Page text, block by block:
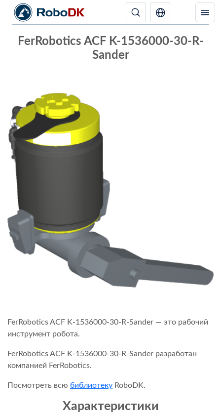
FerRobotics ACF K-1536000-30-R-
Sander
FerRobotics ACF K-1536000-30-R-Sander — это рабочий
инструмент робота.
FerRobotics ACF K-1536000-30-R-Sander разработан
компанией FerRobotics.
Посмотреть всю библиотеку RoboDK.
Характеристики